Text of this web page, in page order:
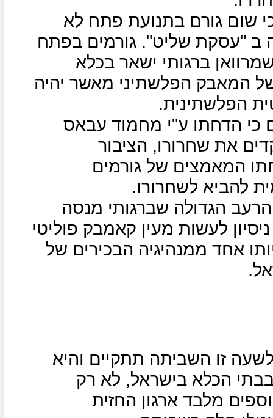
שום גורם בתנועת פתח לא
בעלה ב "עסקת שליט". גורמים בפתח
ברגותי ישאר בכלא
המאבק הפלשתיני מאשר יהיה
הפלשתינית.
כי הדחתו ע"י מחמוד עבאס
את שחרורו, הציבור
המאמצים של גורמים
להביא לשחרורו.
הגדולה שברגותי מנסה
לעשות מעין קאמבק פוליטי
אחד ממנהיגיה הבכירים של
.
זו השביתה תתקיים והיא
בבתי הכלא בישראל, לא רק
מלבד ארגון החזית